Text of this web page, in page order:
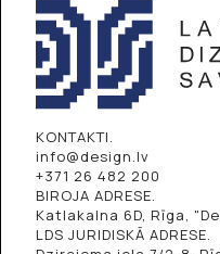
KONTAKTI.
info@design.lv
+371 26 482 200
BIROJA ADRESE.
Katlakalna 6D, Rīga,
LDS JURIDISKĀ ADRESE.